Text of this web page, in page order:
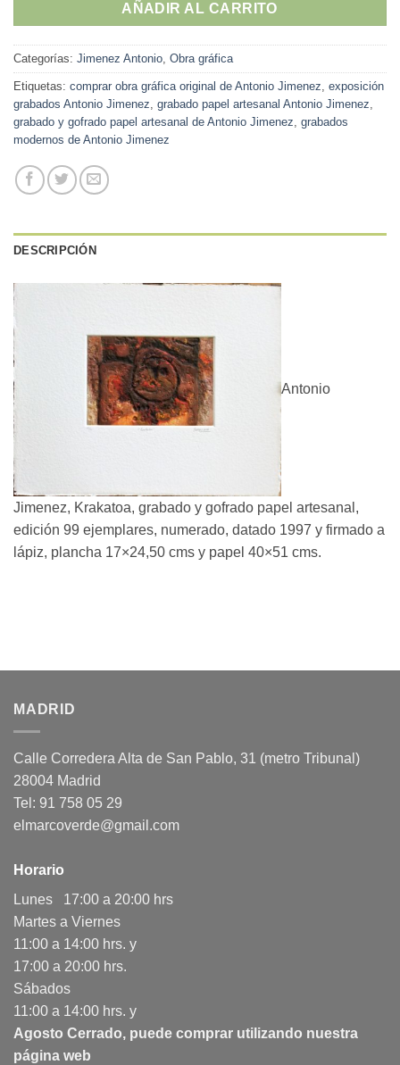
AÑADIR AL CARRITO
Categorías: Jimenez Antonio Obra gráfica
Etiquetas: comprar obra gráfica original de Antonio Jimenez exposición
grabados Antonio Jimenez grabado papel artesanal Antonio Jimenez
grabado y gofrado papel artesanal de Antonio Jimenez grabados
modernos de Antonio Jimenez
DESCRIPCIÓN
Antonio
Jimenez, Krakatoa, grabado y gofrado papel artesanal,
edición 99 ejemplares, numerado, datado 1997 y firmado a
lápiz, plancha 17×24,50 cms y papel 40×51 cms.
MADRID
Calle Corredera Alta de San Pablo, 31 (metro Tribunal)
28004 Madrid
Tel: 91 758 05 29
elmarcoverde@gmail.com
Horario
Lunes 17:00 a 20:00 hrs
Martes a Viernes
11:00 a 14:00 hrs. y
17:00 a 20:00 hrs.
Sábados
11:00 a 14:00 hrs. y
Agosto Cerrado, puede comprar utilizando nuestra
página web